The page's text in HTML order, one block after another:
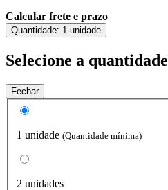
Calcular frete e prazo
Quantidade: 1 unidade
Selecione a quantidade
Fechar
1 unidade (Quantidade mínima)
2 unidades